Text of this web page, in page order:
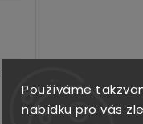
Používáme
nabídku pro vás